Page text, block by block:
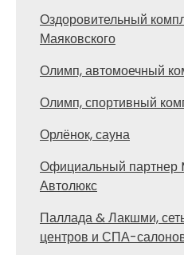
Оздоровительный
Маяковского
Олимп, автомоечный
Олимп, спортивный
Орлёнок, сауна
Официальный партнер
Автолюкс
Паллада & Лакшми,
центров и СПА-